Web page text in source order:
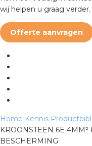
wij helpen u graag verder.
Offerte aanvragen
Home Kennis
KROONSTEEN 6E
BESCHERMING
waarde